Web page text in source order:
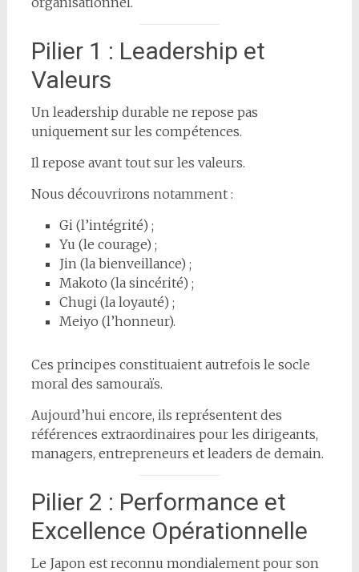
Pilier 1 : Leadership et
Valeurs
Un leadership durable ne repose pas
uniquement sur les compétences.
Il repose avant tout sur les valeurs.
Nous découvrirons notamment :
Gi (l’intégrité) ;
Yu (le courage) ;
Jin (la bienveillance) ;
Makoto (la sincérité) ;
Chugi (la loyauté) ;
Meiyo (l’honneur).
Ces principes constituaient autrefois le socle
moral des samouraïs.
Aujourd’hui encore, ils représentent des
références extraordinaires pour les dirigeants,
managers, entrepreneurs et leaders de demain.
Pilier 2 : Performance et
Excellence Opérationnelle
Le Japon est reconnu mondialement pour son